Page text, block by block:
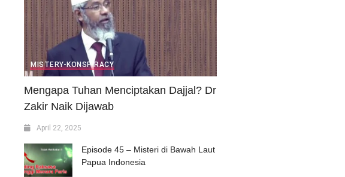
MISTERY-KONSPIRACY
Mengapa Tuhan Menciptakan Dajjal? Dr
Zakir Naik Dijawab
April 22, 2025
Episode 45 – Misteri di Bawah Laut
Papua Indonesia